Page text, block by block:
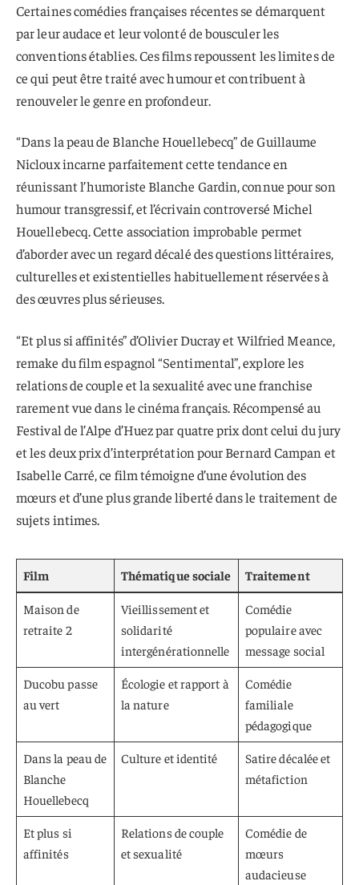
Certaines comédies françaises récentes se démarquent
par leur audace et leur volonté de bousculer les
conventions établies. Ces films repoussent les limites de
ce qui peut être traité avec humour et contribuent à
renouveler le genre en profondeur.
“Dans la peau de Blanche Houellebecq” de Guillaume
Nicloux incarne parfaitement cette tendance en
réunissant l’humoriste Blanche Gardin, connue pour son
humour transgressif, et l’écrivain controversé Michel
Houellebecq. Cette association improbable permet
d’aborder avec un regard décalé des questions littéraires,
culturelles et existentielles habituellement réservées à
des œuvres plus sérieuses.
“Et plus si affinités” d’Olivier Ducray et Wilfried Meance,
remake du film espagnol “Sentimental”, explore les
relations de couple et la sexualité avec une franchise
rarement vue dans le cinéma français. Récompensé au
Festival de l’Alpe d’Huez par quatre prix dont celui du jury
et les deux prix d’interprétation pour Bernard Campan et
Isabelle Carré, ce film témoigne d’une évolution des
mœurs et d’une plus grande liberté dans le traitement de
sujets intimes.
Film Thématique sociale Traitement
Maison de
retraite 2
Vieillissement et
solidarité
intergénérationnelle
Comédie
populaire avec
message social
Ducobu passe
au vert
Écologie et rapport à
la nature
Comédie
familiale
pédagogique
Dans la peau de
Blanche
Houellebecq
Culture et identité
Satire décalée et
métafiction
Et plus si
affinités
Relations de couple
et sexualité
Comédie de
mœurs
audacieuse